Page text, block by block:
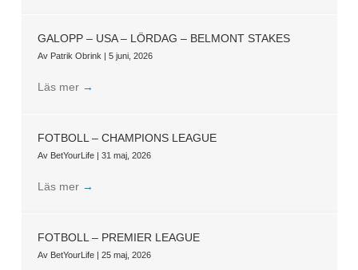
GALOPP – USA – LÖRDAG – BELMONT STAKES
Av Patrik Obrink | 5 juni, 2026
Läs mer →
FOTBOLL – CHAMPIONS LEAGUE
Av BetYourLife | 31 maj, 2026
Läs mer →
FOTBOLL – PREMIER LEAGUE
Av BetYourLife | 25 maj, 2026